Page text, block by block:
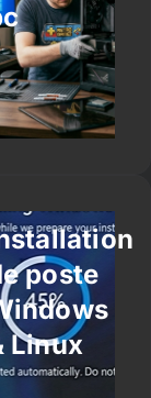
poste
Linux